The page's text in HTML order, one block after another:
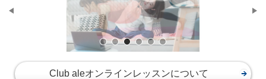
サンプル画像2
サンプル画像1
サンプル画像3
Club aleオンラインレッスンについて